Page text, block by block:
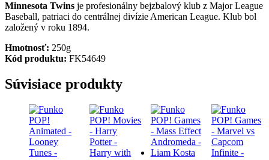
Minnesota Twins je profesionálny bejzbalový klub z Major League
Baseball, patriaci do centrálnej divízie American League. Klub bol
založený v roku 1894.
Hmotnosť: 250g
Kód produktu: FK54649
Súvisiace produkty